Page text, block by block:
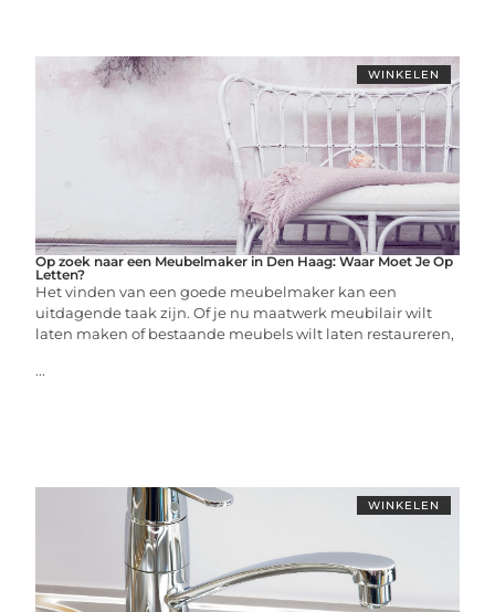
WINKELEN
Op zoek naar een Meubelmaker in Den Haag: Waar Moet Je Op
Letten?
Het vinden van een goede meubelmaker kan een
uitdagende taak zijn. Of je nu maatwerk meubilair wilt
laten maken of bestaande meubels wilt laten restaureren,
...
WINKELEN